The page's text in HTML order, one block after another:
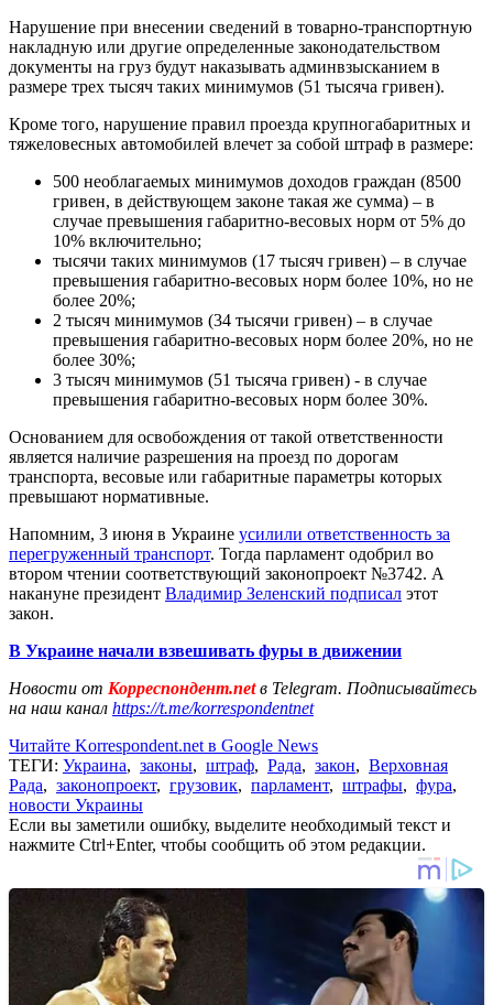
Нарушение при внесении сведений в товарно-транспортную
накладную или другие определенные законодательством
документы на груз будут наказывать админвзысканием в
размере трех тысяч таких минимумов (51 тысяча гривен).
Кроме того, нарушение правил проезда крупногабаритных и
тяжеловесных автомобилей влечет за собой штраф в размере:
500 необлагаемых минимумов доходов граждан (8500
гривен, в действующем законе такая же сумма) – в
случае превышения габаритно-весовых норм от 5% до
10% включительно;
тысячи таких минимумов (17 тысяч гривен) – в случае
превышения габаритно-весовых норм более 10%, но не
более 20%;
2 тысяч минимумов (34 тысячи гривен) – в случае
превышения габаритно-весовых норм более 20%, но не
более 30%;
3 тысяч минимумов (51 тысяча гривен) - в случае
превышения габаритно-весовых норм более 30%.
Основанием для освобождения от такой ответственности
является наличие разрешения на проезд по дорогам
транспорта, весовые или габаритные параметры которых
превышают нормативные.
Напомним, 3 июня в Украине усилили ответственность за
перегруженный транспорт. Тогда парламент одобрил во
втором чтении соответствующий законопроект №3742. А
накануне президент Владимир Зеленский подписал этот
закон.
В Украине начали взвешивать фуры в движении
Новости от Корреспондент.netв Telegram. Подписывайтесь
на наш канал https://t.me/korrespondentnet
Читайте Korrespondent.net в Google News
ТЕГИ: Украина, законы, штраф, Рада, закон, Верховная
Рада, законопроект, грузовик, парламент, штрафы, фура,
новости Украины
Если вы заметили ошибку, выделите необходимый текст и
нажмите Ctrl+Enter, чтобы сообщить об этом редакции.